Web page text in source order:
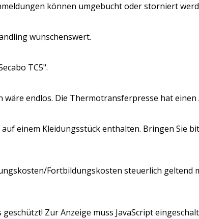
können umgebucht oder storniert
wünschenswert.
TC5".
endlos. Die Thermotransferpresse hat einen
einem Kleidungsstück enthalten. Bringen Sie
Fortbildungskosten steuerlich geltend
Zur Anzeige muss JavaScript